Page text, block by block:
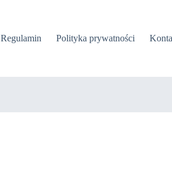
Regulamin Polityka prywatności